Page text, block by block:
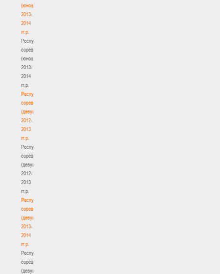
(юноши)
2013-
2014
гг.р.
Республиканские
соревнования
(юноши)
2013-
2014
гг.р.
Республиканские
соревнования
(девушки)
2012-
2013
гг.р.
Республиканские
соревнования
(девушки)
2012-
2013
гг.р.
Республиканские
соревнования
(девушки)
2013-
2014
гг.р.
Республиканские
соревнования
(девушки)